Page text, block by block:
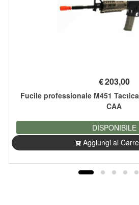
€203,00
Fucile professionale M451
CAA
DISPONIBILE
Aggiungi al